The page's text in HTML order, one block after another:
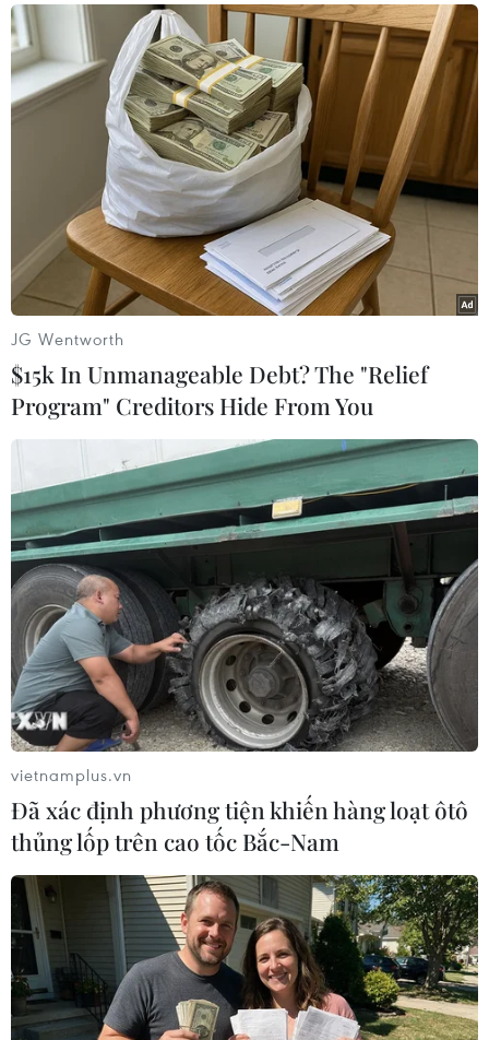
trước ở Hàn Quốc ​
04/08/2026 23:22
Alibaba ra mắt mô hình ngôn ngữ lớn
mới Qwen3.8-Max
03/08/2026 12:32
Samsung ra mắt dòng điện thoại
Galaxy Z mới, tăng tốc chiến lược AI
23/07/2026 06:46
Mỹ phát triển siêu vũ khí
laser năng lượng cao chống UAV
21/07/2026 15:48
Adobe bổ sung tính năng mới hỗ trợ
AI cho camera
20/07/2026 22:57
Samsung ra mắt Galaxy Z Fold 8 và
kính AI, tăng tốc cuộc đua thiết bị
thông minh
19/07/2026 22:50
Samsung sắp ra mắt điện thoại gập
Ultra và kính thông minh tích hợp AI
19/07/2026 07:26
JG Wentworth
$15k In Unmanageable Debt? The "Relief
Program" Creditors Hide From You
vietnamplus.vn
Đã xác định phương tiện khiến hàng loạt ôtô
thủng lốp trên cao tốc Bắc-Nam